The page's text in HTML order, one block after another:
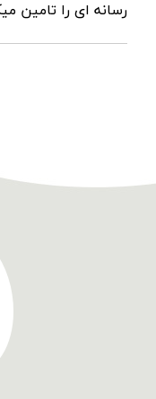
رسانه ای را تامین